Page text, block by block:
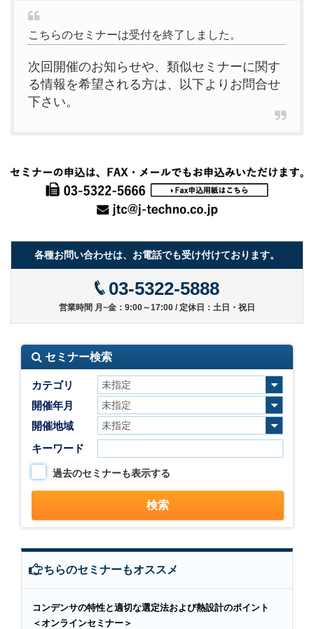
こちらのセミナーは受付を終了しました。
次回開催のお知らせや、類似セミナーに関す
る情報を希望される方は、以下よりお問合せ
下さい。
各種お問い合わせは、お電話でも受け付けております。
03-5322-5888
営業時間 月~金：9:00～17:00 / 定休日：土日・祝日
セミナー検索
カテゴリ
開催年月
開催地域
キーワード
過去のセミナーも表示する
こちらのセミナーもオススメ
コンデンサの特性と適切な選定法および熱設計のポイント
＜オンラインセミナー＞